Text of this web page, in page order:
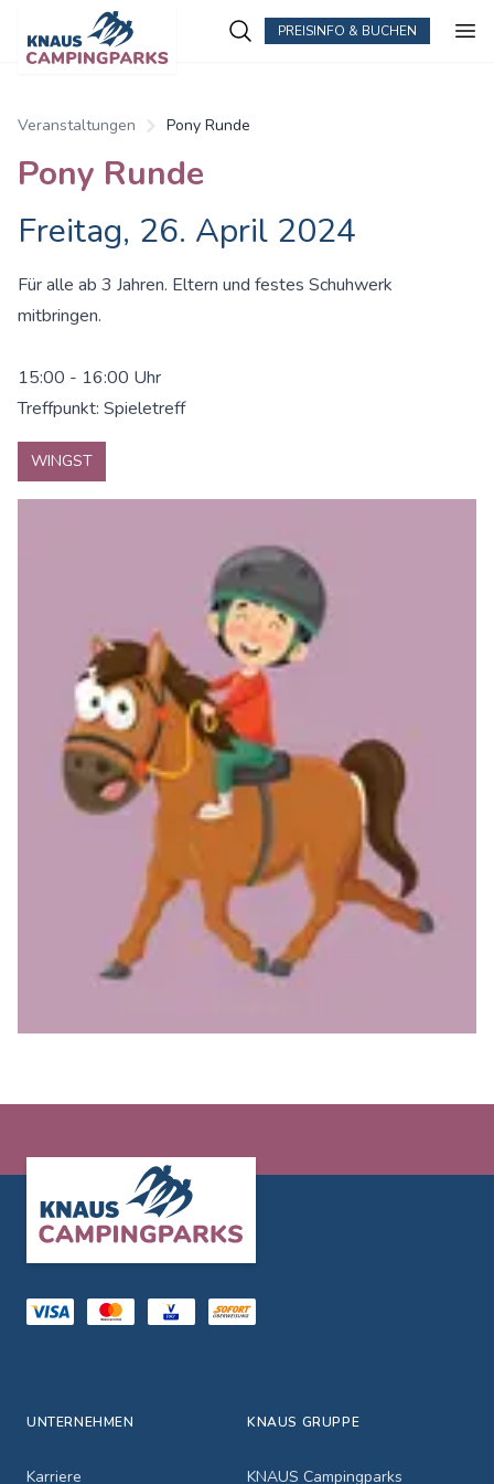
PREISINFO & BUCHEN
Veranstaltungen Pony Runde
Pony Runde
Freitag, 26. April 2024
Für alle ab 3 Jahren. Eltern und festes Schuhwerk
mitbringen.
15:00 - 16:00 Uhr
Treffpunkt: Spieletreff
WINGST
UNTERNEHMEN
Karriere
KNAUS GRUPPE
KNAUS Campingparks